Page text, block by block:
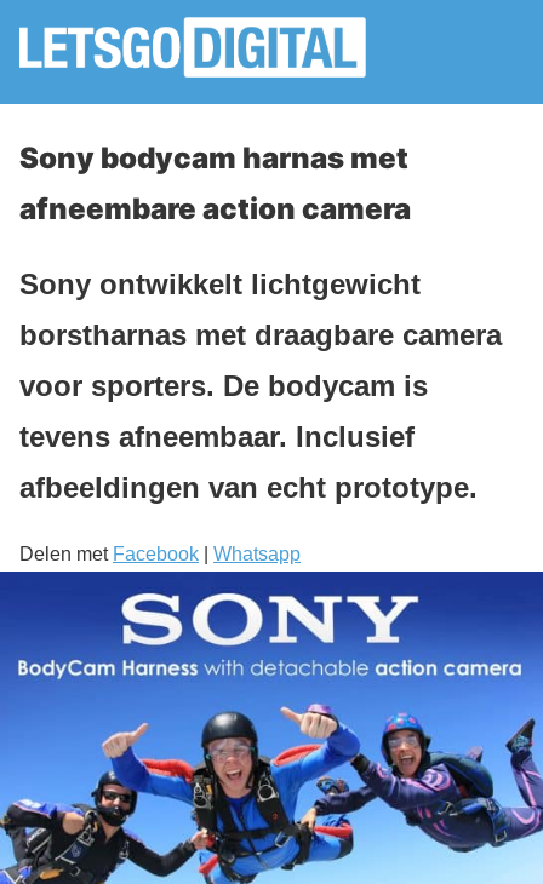
Sony bodycam harnas met
afneembare action camera
Sony ontwikkelt lichtgewicht
borstharnas met draagbare camera
voor sporters. De bodycam is
tevens afneembaar. Inclusief
afbeeldingen van echt prototype.
Delen met Facebook Whatsapp